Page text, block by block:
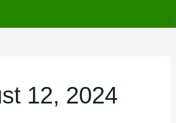
12, 2024